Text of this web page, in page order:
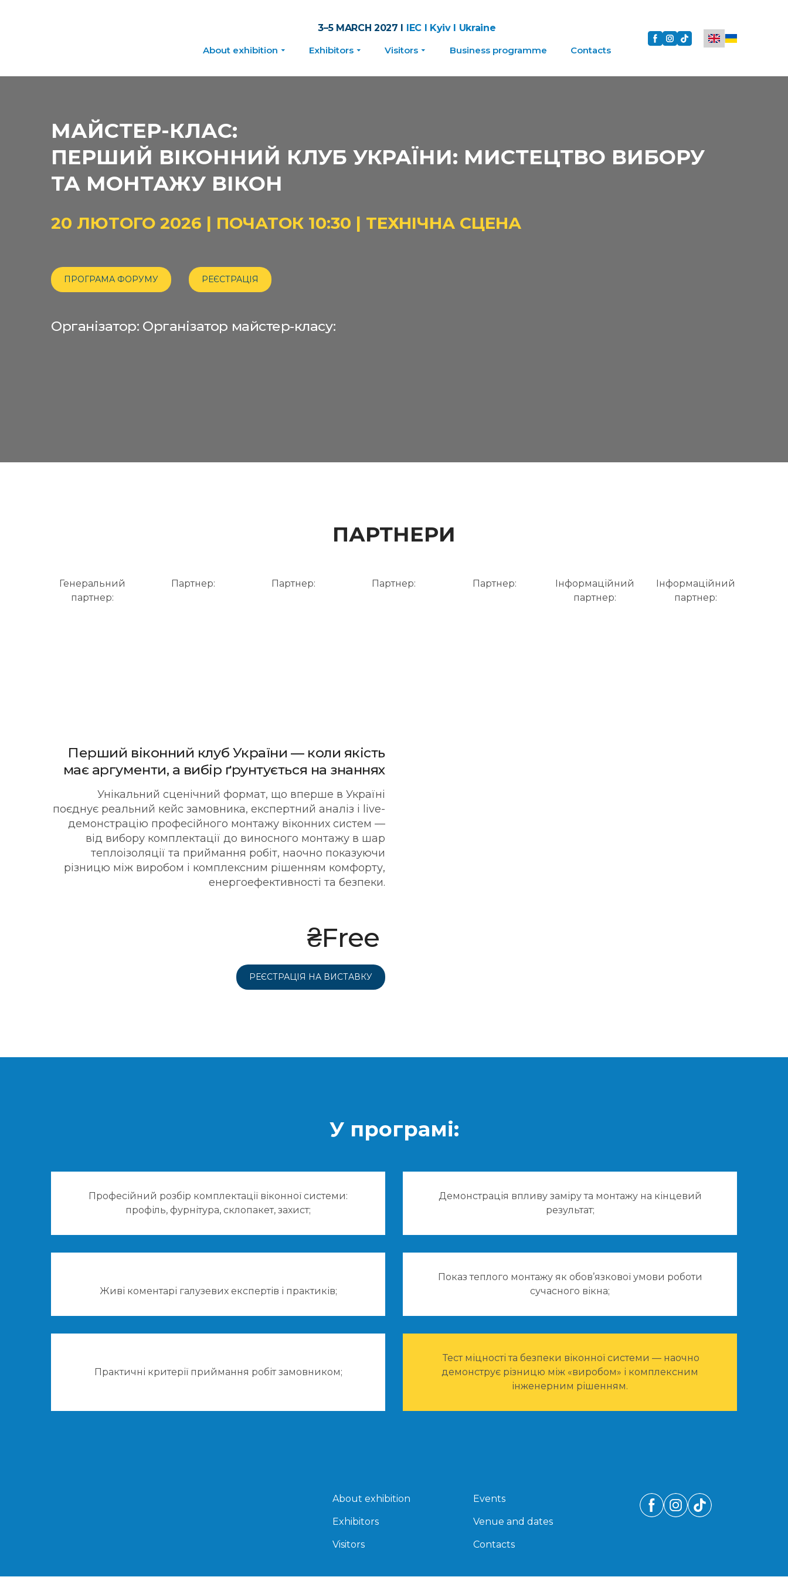
3–5 MARCH 2027 I
IEC I Kyiv I Ukraine
About exhibition
Exhibitors Visitors Business programme Contacts
МАЙСТЕР-КЛАС:
ПЕРШИЙ ВІКОННИЙ КЛУБ УКРАЇНИ: МИСТЕЦТВО ВИБОРУ
ТА МОНТАЖУ ВІКОН
20 ЛЮТОГО 2026 | ПОЧАТОК 10:30 | ТЕХНІЧНА СЦЕНА
ПРОГРАМА ФОРУМУ РЕЄСТРАЦІЯ
Організатор: Організатор майстер-класу:
ПАРТНЕРИ
Генеральний
партнер:
Партнер: Партнер: Партнер: Партнер:
Інформаційний
партнер:
Інформаційний
партнер:
Перший віконний клуб України — коли якість
має аргументи, а вибір ґрунтується на знаннях
Унікальний сценічний формат, що вперше в Україні
поєднує реальний кейс замовника, експертний аналіз і live-
демонстрацію професійного монтажу віконних систем —
від вибору комплектації до виносного монтажу в шар
теплоізоляції та приймання робіт, наочно показуючи
різницю між виробом і комплексним рішенням комфорту,
енергоефективності та безпеки.
₴Free
РЕЄСТРАЦІЯ НА ВИСТАВКУ
У програмі:
Професійний розбір комплектації віконної системи:
профіль, фурнітура, склопакет, захист;
Демонстрація впливу заміру та монтажу на кінцевий
результат;
Живі коментарі галузевих експертів і практиків;
Показ теплого монтажу як обов’язкової умови роботи
сучасного вікна;
Практичні критерії приймання робіт замовником;
Тест міцності та безпеки віконної системи — наочно
демонструє різницю між «виробом» і комплексним
інженерним рішенням.
About exhibition
Exhibitors
Visitors
Events
Venue and dates
Contacts